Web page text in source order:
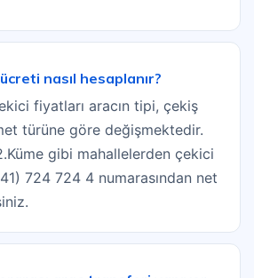
nasıl hesaplanır?
fiyatları aracın tipi, çekiş
türüne göre değişmektedir.
gibi mahallelerden çekici
724 724 4 numarasından net